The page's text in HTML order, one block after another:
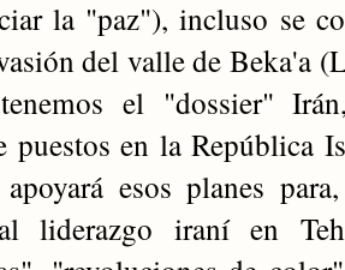
la "paz"), incluso se
del valle de Beka'a
el "dossier"
puestos en la República
apoyará esos planes
liderazgo iraní en